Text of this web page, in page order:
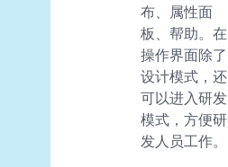
布、属性面
板、帮助。在
操作界面除了
设计模式，还
可以进入研发
模式，方便研
发人员工作。